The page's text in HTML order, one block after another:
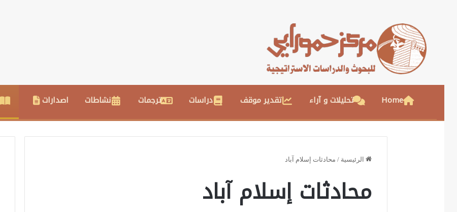
Home تحليلات و آراء تقدير موقف دراسات ترجمات نشاطات اصدارات
الرئيسية / محادثات إسلام آباد
محادثات إسلام آباد